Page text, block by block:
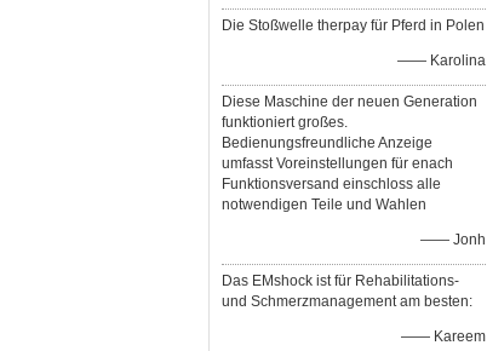
Die Stoßwelle therpay für Pferd in Polen
—— Karolina
Diese Maschine der neuen Generation
funktioniert großes.
Bedienungsfreundliche Anzeige
umfasst Voreinstellungen für enach
Funktionsversand einschloss alle
notwendigen Teile und Wahlen
—— Jonh
Das EMshock ist für Rehabilitations-
und Schmerzmanagement am besten:
—— Kareem